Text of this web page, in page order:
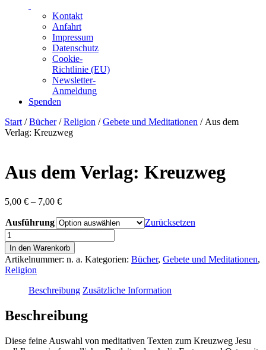
Kontakt
Anfahrt
Impressum
Datenschutz
Cookie-
Richtlinie (EU)
Newsletter-
Anmeldung
Spenden
Skip
to
Start /Bücher/Religion /Gebete und Meditationen / Aus dem
Verlag: Kreuzweg
Aus dem Verlag: Kreuzweg
5,00 € – 7,00 €Preisspanne:
bis
7,00 €
Ausführung
Zurücksetzen
Aus
dem
Verlag:
Kreuzweg
Menge
In den Warenkorb
Artikelnummer: n. a. Kategorien: Bücher, Gebete und Meditationen,
Religion
Beschreibung Zusätzliche Information
Beschreibung
Diese feine Auswahl von meditativen Texten zum Kreuzweg Jesu